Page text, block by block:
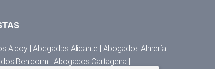
Alcoy | Abogados Alicante | Abogados Almería
Benidorm | Abogados Cartagena |